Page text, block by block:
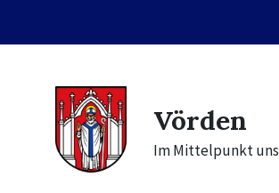
content
main
footer
Vörden
Im Mittelpunkt